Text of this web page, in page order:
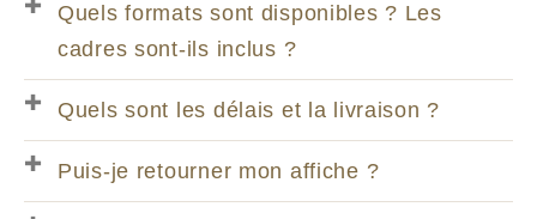
Quels formats sont disponibles ? Les
cadres sont-ils inclus ?
Quels sont les délais et la livraison ?
Puis-je retourner mon affiche ?